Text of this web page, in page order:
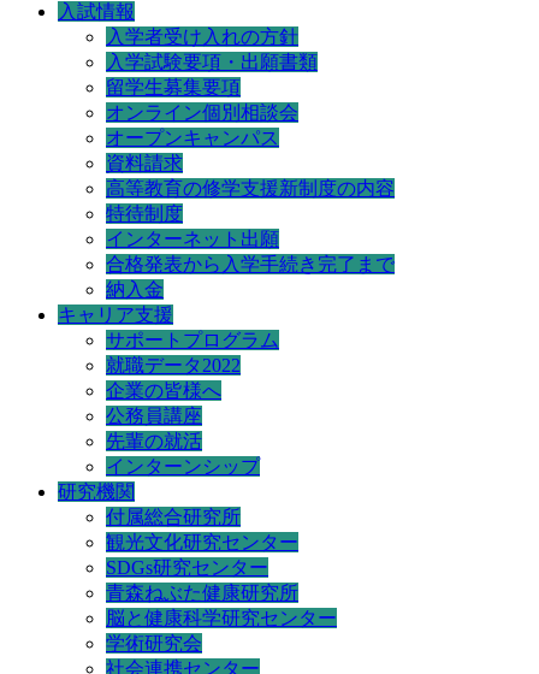
入試情報
入学者受け入れの方針
入学試験要項・出願書類
留学生募集要項
オンライン個別相談会
オープンキャンパス
資料請求
高等教育の修学支援新制度の内容
特待制度
インターネット出願
合格発表から入学手続き完了まで
納入金
キャリア支援
サポートプログラム
就職データ2022
企業の皆様へ
公務員講座
先輩の就活
インターンシップ
研究機関
付属総合研究所
観光文化研究センター
SDGs研究センター
青森ねぶた健康研究所
脳と健康科学研究センター
学術研究会
社会連携センター